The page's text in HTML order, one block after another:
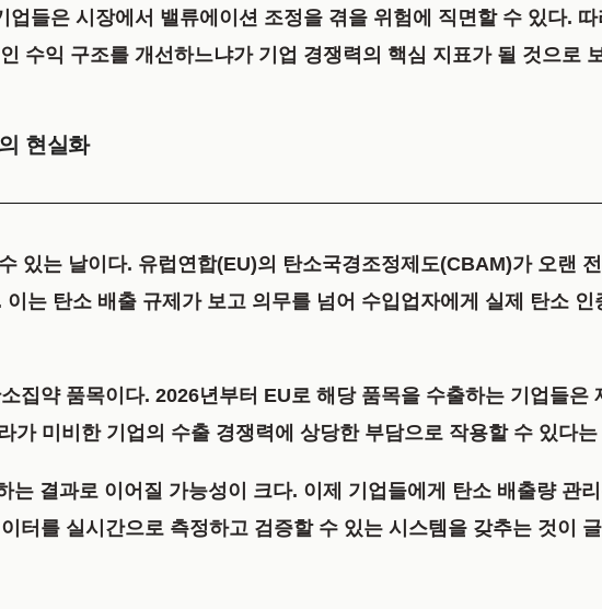
업들은 시장에서 밸류에이션 조정을 겪을 위험에 직면할 수 있다.
수익 구조를 개선하느냐가 기업 경쟁력의 핵심 지표가 될 것으로
현실화
있는 날이다. 유럽연합(EU)의 탄소국경조정제도(CBAM)가 오랜
는 탄소 배출 규제가 보고 의무를 넘어 수입업자에게 실제 탄소
집약 품목이다. 2026년부터 EU로 해당 품목을 수출하는 기업들은
미비한 기업의 수출 경쟁력에 상당한 부담으로 작용할 수 있다
결과로 이어질 가능성이 크다. 이제 기업들에게 탄소 배출량 관
터를 실시간으로 측정하고 검증할 수 있는 시스템을 갖추는 것이